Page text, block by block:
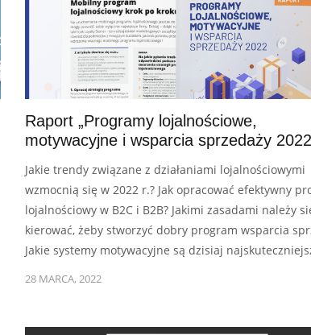
Raport „Programy lojalnościowe,
motywacyjne i wsparcia sprzedaży
Jakie trendy związane z działaniami lojalnościowymi
wzmocnią się w 2022 r.? Jak opracować efektywny
lojalnościowy w B2C i B2B? Jakimi zasadami należy
kierować, żeby stworzyć dobry program wsparcia
Jakie systemy motywacyjne są dzisiaj
28 MARCA, 2022